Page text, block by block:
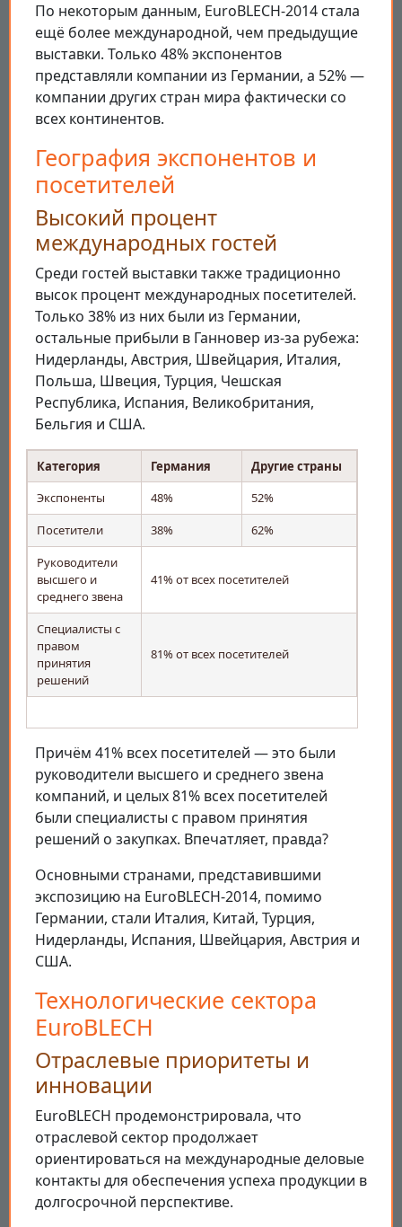
По некоторым данным, EuroBLECH-2014 стала
ещё более международной, чем предыдущие
выставки. Только 48% экспонентов
представляли компании из Германии, а 52% —
компании других стран мира фактически со
всех континентов.
География экспонентов и
посетителей
Высокий процент
международных гостей
Среди гостей выставки также традиционно
высок процент международных посетителей.
Только 38% из них были из Германии,
остальные прибыли в Ганновер из-за рубежа:
Нидерланды, Австрия, Швейцария, Италия,
Польша, Швеция, Турция, Чешская
Республика, Испания, Великобритания,
Бельгия и США.
Категория Германия
Другие страны
Экспоненты
48%
52%
Посетители
38%
62%
Руководители
высшего и
среднего звена
41% от всех посетителей
Специалисты с
правом
принятия
решений
81% от всех посетителей
Причём 41% всех посетителей — это были
руководители высшего и среднего звена
компаний, и целых 81% всех посетителей
были специалисты с правом принятия
решений о закупках. Впечатляет, правда?
Основными странами, представившими
экспозицию на EuroBLECH-2014, помимо
Германии, стали Италия, Китай, Турция,
Нидерланды, Испания, Швейцария, Австрия и
США.
Технологические сектора
EuroBLECH
Отраслевые приоритеты и
инновации
EuroBLECH продемонстрировала, что
отраслевой сектор продолжает
ориентироваться на международные деловые
контакты для обеспечения успеха продукции в
долгосрочной перспективе.